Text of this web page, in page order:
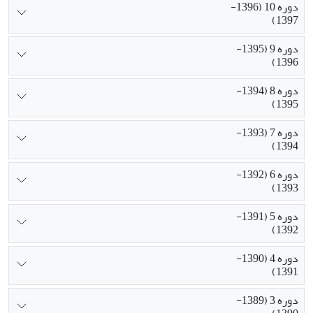
دوره 10 (1396-
1397)
دوره 9 (1395-
1396)
دوره 8 (1394-
1395)
دوره 7 (1393-
1394)
دوره 6 (1392-
1393)
دوره 5 (1391-
1392)
دوره 4 (1390-
1391)
دوره 3 (1389-